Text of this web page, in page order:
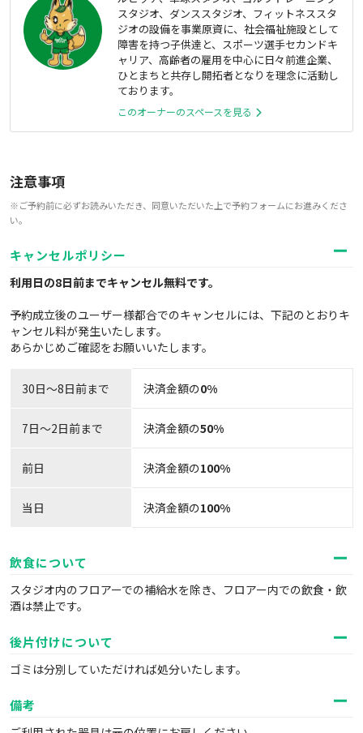
スタジオ、ダンススタジオ、フィットネススタ
ジオの設備を事業原資に、社会福祉施設として
障害を持つ子供達と、スポーツ選手セカンドキ
ャリア、高齢者の雇用を中心に日々前進企業、
ひとまちと共存し開拓者となりを理念に活動し
ております。
このオーナーのスペースを見る
注意事項
※ご予約前に必ずお読みいただき、同意いただいた上で予約フォームにお進みくださ
い。
キャンセルポリシー
利用日の8日前までキャンセル無料です。
予約成立後のユーザー様都合でのキャンセルには、下記のとおりキ
ャンセル料が発生いたします。
あらかじめご確認をお願いいたします。
30日〜8日前まで 決済金額の0%
7日～2日前まで 決済金額の50%
前日 決済金額の100%
当日 決済金額の100%
飲食について
スタジオ内のフロアーでの補給水を除き、フロアー内での飲食・飲
酒は禁止です。
後片付けについて
ゴミは分別していただければ処分いたします。
備考